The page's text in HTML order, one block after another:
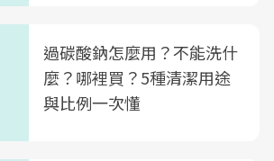
過碳酸鈉怎麼用？不能洗什
麼？哪裡買？5種清潔用途
與比例一次懂